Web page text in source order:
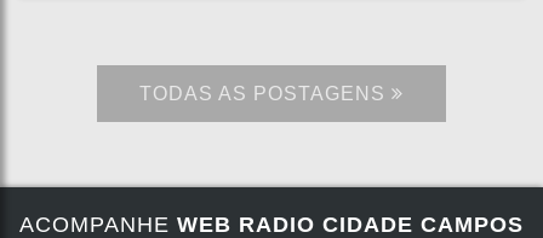
TODAS AS POSTAGENS
ACOMPANHE WEB RADIO CIDADE CAMPOS